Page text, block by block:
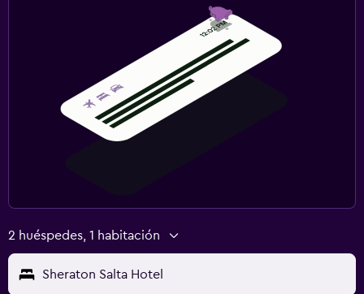
2 huéspedes, 1 habitación
Sheraton Salta Hotel